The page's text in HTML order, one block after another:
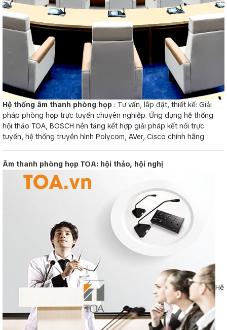
Hệ thống âm thanh phòng họp : Tư vấn, lắp đặt, thiết kế: Giải
pháp phòng họp trực tuyến chuyên nghiệp. Ứng dụng hệ thống
hội thảo TOA, BOSCH nền tảng kết hợp giải pháp kết nối trực
tuyến, hệ thống truyền hình Polycom, AVer, Cisco chính hãng
Âm thanh phòng họp TOA: hội thảo, hội nghị
Hệ